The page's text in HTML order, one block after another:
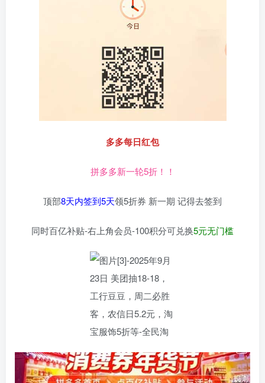
多多每日红包
拼多多新一轮5折！！
顶部8天内签到5天领5折券 新一期 记得去签到
同时百亿补贴-右上角会员-100积分可兑换5元无门槛